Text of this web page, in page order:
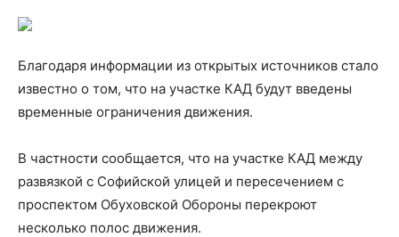
Благодаря информации из открытых источников стало
известно о том, что на участке КАД будут введены
временные ограничения движения.
В частности сообщается, что на участке КАД между
развязкой с Софийской улицей и пересечением с
проспектом Обуховской Обороны перекроют
несколько полос движения.